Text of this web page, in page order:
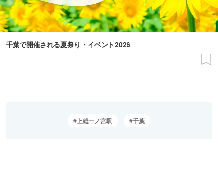
千葉で開催される夏祭り・イベント2026
上総一ノ宮駅 千葉